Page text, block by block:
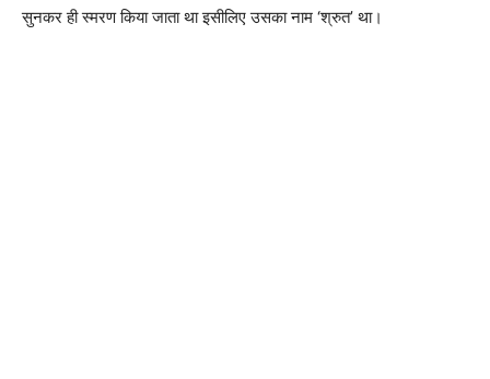
सुनकर ही स्मरण किया जाता था इसीलिए उसका नाम ‘श्रुत’ था।